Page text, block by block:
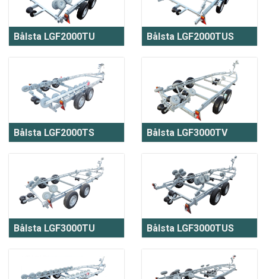
Bålsta LGF2000TU Bålsta LGF2000TUS
Bålsta LGF2000TS Bålsta LGF3000TV
Bålsta LGF3000TU Bålsta LGF3000TUS